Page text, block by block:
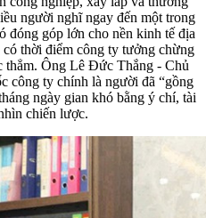
người nghĩ ngay đến một trong
đóng góp lớn cho nền kinh tế địa
thời điểm công ty tưởng chừng
thẳm. Ông Lê Đức Thắng - Chủ
công ty chính là người đã “gồng
ngày gian khó bằng ý chí, tài
chiến lược.